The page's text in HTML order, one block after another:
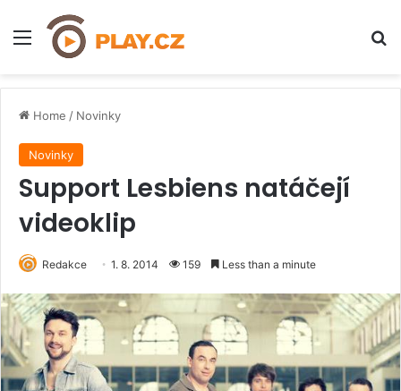
Menu
Home / Novinky
Novinky
Support Lesbiens natáčejí
videoklip
Redakce 1. 8. 2014 159 Less than a minute